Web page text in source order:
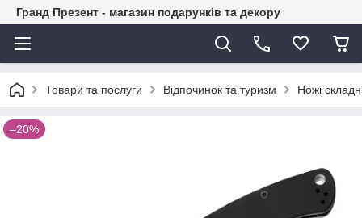
Гранд Презент - магазин подарунків та декору
Товари та послуги Відпочинок та туризм Ножі
–20%